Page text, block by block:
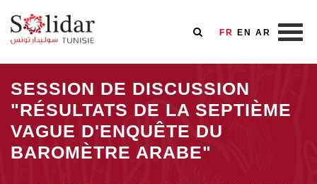
contenu
principal
FR EN AR
SESSION DE DISCUSSION
"RÉSULTATS DE LA SEPTIÈME
VAGUE D'ENQUÊTE DU
BAROMÈTRE ARABE"